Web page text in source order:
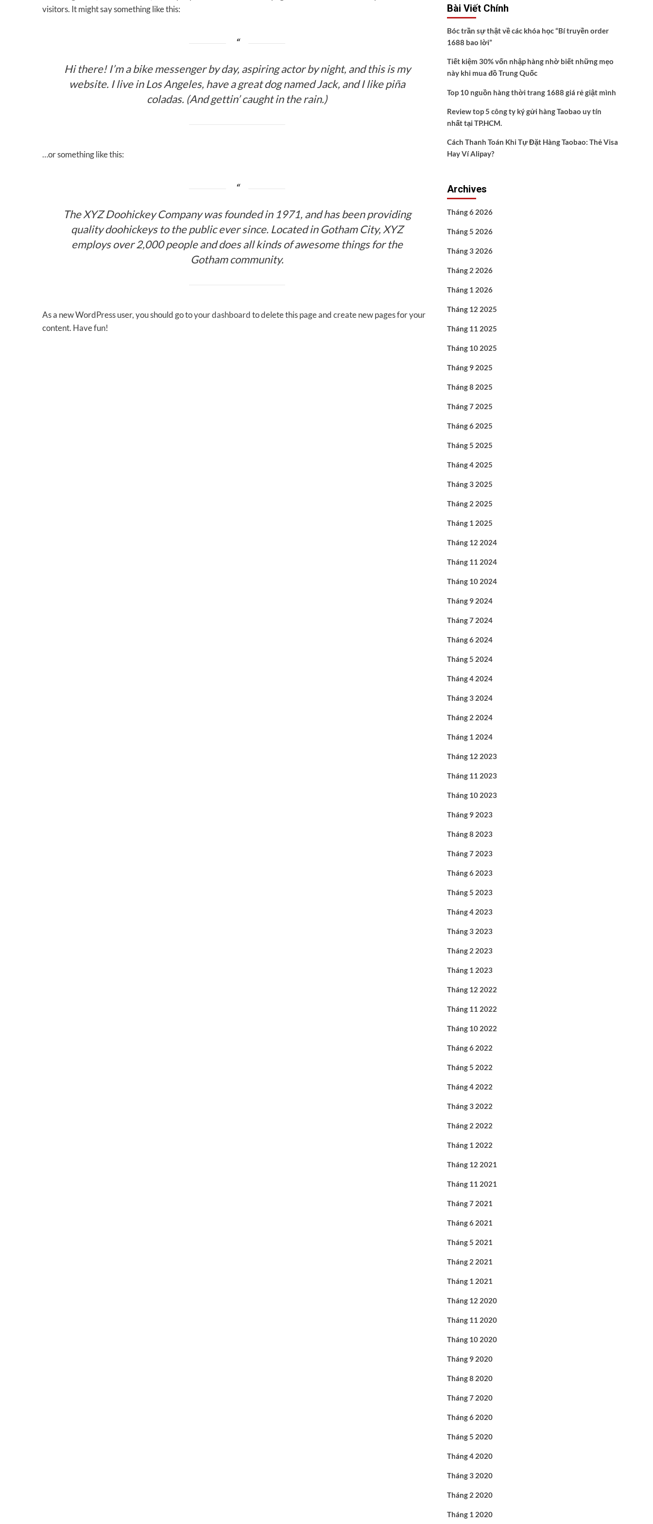
visitors. It might say something like this:
Hi there! I’m a bike messenger by day, aspiring actor by night, and this is my
website. I live in Los Angeles, have a great dog named Jack, and I like piña
coladas. (And gettin’ caught in the rain.)
…or something like this:
The XYZ Doohickey Company was founded in 1971, and has been providing
quality doohickeys to the public ever since. Located in Gotham City, XYZ
employs over 2,000 people and does all kinds of awesome things for the
Gotham community.
As a new WordPress user, you should go toyour dashboardto delete this page and create new pages for your
content. Have fun!
Bài Viết Chính
Bóc trần sự thật về các khóa học “Bí truyền order
1688 bao lời”
Tiết kiệm 30% vốn nhập hàng nhờ biết những mẹo
này khi mua đồ Trung Quốc
Top 10 nguồn hàng thời trang 1688 giá rẻ giật mình
Review top 5 công ty ký gửi hàng Taobao uy tín
nhất tại TP.HCM.
Cách Thanh Toán Khi Tự Đặt Hàng Taobao: Thẻ Visa
Hay Ví Alipay?
Archives
Tháng 6 2026
Tháng 5 2026
Tháng 3 2026
Tháng 2 2026
Tháng 1 2026
Tháng 12 2025
Tháng 11 2025
Tháng 10 2025
Tháng 9 2025
Tháng 8 2025
Tháng 7 2025
Tháng 6 2025
Tháng 5 2025
Tháng 4 2025
Tháng 3 2025
Tháng 2 2025
Tháng 1 2025
Tháng 12 2024
Tháng 11 2024
Tháng 10 2024
Tháng 9 2024
Tháng 7 2024
Tháng 6 2024
Tháng 5 2024
Tháng 4 2024
Tháng 3 2024
Tháng 2 2024
Tháng 1 2024
Tháng 12 2023
Tháng 11 2023
Tháng 10 2023
Tháng 9 2023
Tháng 8 2023
Tháng 7 2023
Tháng 6 2023
Tháng 5 2023
Tháng 4 2023
Tháng 3 2023
Tháng 2 2023
Tháng 1 2023
Tháng 12 2022
Tháng 11 2022
Tháng 10 2022
Tháng 6 2022
Tháng 5 2022
Tháng 4 2022
Tháng 3 2022
Tháng 2 2022
Tháng 1 2022
Tháng 12 2021
Tháng 11 2021
Tháng 7 2021
Tháng 6 2021
Tháng 5 2021
Tháng 2 2021
Tháng 1 2021
Tháng 12 2020
Tháng 11 2020
Tháng 10 2020
Tháng 9 2020
Tháng 8 2020
Tháng 7 2020
Tháng 6 2020
Tháng 5 2020
Tháng 4 2020
Tháng 3 2020
Tháng 2 2020
Tháng 1 2020